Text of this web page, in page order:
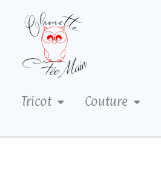
Tricot Couture